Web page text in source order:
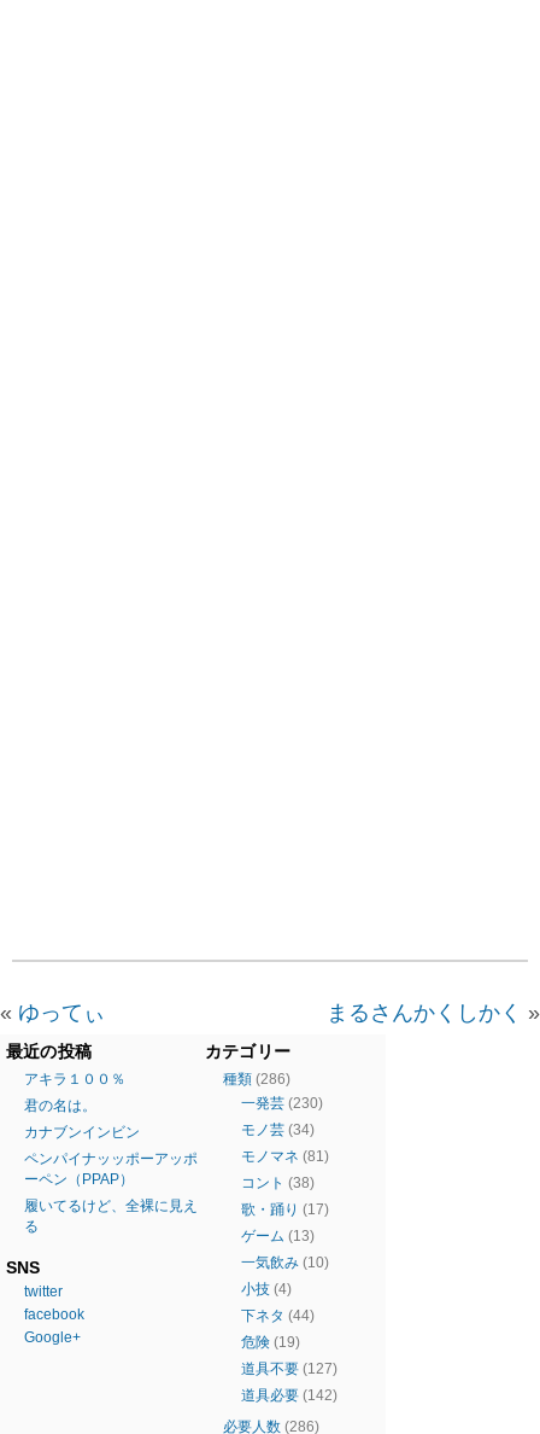
« ゆってぃ まるさんかくしかく »
最近の投稿
アキラ１００％
君の名は。
カナブンインビン
ペンパイナッッポーアッポ
ーペン（PPAP）
履いてるけど、全裸に見え
る
SNS
twitter
facebook
Google+
カテゴリー
種類 (286)
一発芸 (230)
モノ芸 (34)
モノマネ (81)
コント (38)
歌・踊り (17)
ゲーム (13)
一気飲み (10)
小技 (4)
下ネタ (44)
危険 (19)
道具不要 (127)
道具必要 (142)
必要人数 (286)